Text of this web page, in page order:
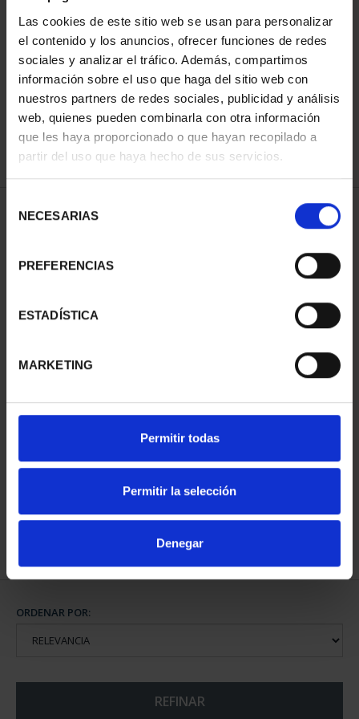
Las cookies de este sitio web se usan para personalizar
el contenido y los anuncios, ofrecer funciones de redes
sociales y analizar el tráfico. Además, compartimos
información sobre el uso que haga del sitio web con
nuestros partners de redes sociales, publicidad y análisis
web, quienes pueden combinarla con otra información
que les haya proporcionado o que hayan recopilado a
partir del uso que haya hecho de sus servicios.
NECESARIAS
PREFERENCIAS
ESTADÍSTICA
MARKETING
Permitir todas
Permitir la selección
Denegar
ORDENAR POR:
REFINAR
1 Productos encontrados
PROVINCIA COLECCION
COMPLET...
ORDENAR POR:
REFINAR